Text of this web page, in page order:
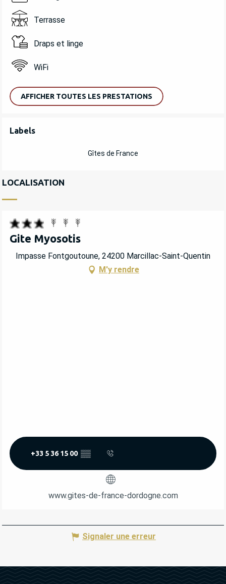
Terrasse
Draps et linge
WiFi
AFFICHER TOUTES LES PRESTATIONS
OFFRES DE PRESTATIONS
Labels
Labels
Gîtes de France
LOCALISATION
Gite Myosotis
Impasse Fontgoutoune, 24200 Marcillac-Saint-Quentin
M'y rendre
+33 5 36 15 00 ▒▒
www.gites-de-france-dordogne.com
Signaler une erreur